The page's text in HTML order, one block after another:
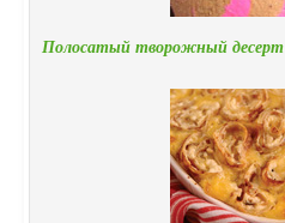
Полосатый творожный десерт